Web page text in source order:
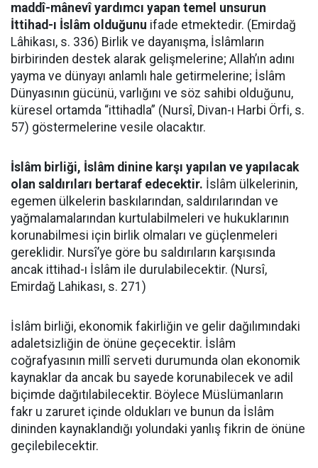
maddî-mânevî yardımcı yapan temel unsurun
İttihad-ı İslâm olduğunu ifade etmektedir. (Emirdağ
Lâhikası, s. 336) Birlik ve dayanışma, İslâmların
birbirinden destek alarak gelişmelerine; Allah’ın adını
yayma ve dünyayı anlamlı hale getirmelerine; İslâm
Dünyasının gücünü, varlığını ve söz sahibi olduğunu,
küresel ortamda “ittihadla” (Nursî, Divan-ı Harbi Örfi, s.
57) göstermelerine vesile olacaktır.
İslâm birliği, İslâm dinine karşı yapılan ve yapılacak
olan saldırıları bertaraf edecektir. İslâm ülkelerinin,
egemen ülkelerin baskılarından, saldırılarından ve
yağmalamalarından kurtulabilmeleri ve hukuklarının
korunabilmesi için birlik olmaları ve güçlenmeleri
gereklidir. Nursî’ye göre bu saldırıların karşısında
ancak ittihad-ı İslâm ile durulabilecektir. (Nursî,
Emirdağ Lahikası, s. 271)
İslâm birliği, ekonomik fakirliğin ve gelir dağılımındaki
adaletsizliğin de önüne geçecektir. İslâm
coğrafyasının millî serveti durumunda olan ekonomik
kaynaklar da ancak bu sayede korunabilecek ve adil
biçimde dağıtılabilecektir. Böylece Müslümanların
fakr u zaruret içinde oldukları ve bunun da İslâm
dininden kaynaklandığı yolundaki yanlış fikrin de önüne
geçilebilecektir.